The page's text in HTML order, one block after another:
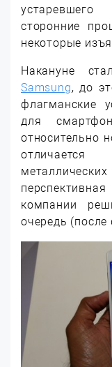
сторонние
некоторые
Накануне
Samsung, до
флагманские
для
относительно
компании
очередь (после